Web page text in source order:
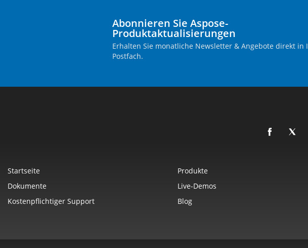
Abonnieren Sie Aspose-
Produktaktualisierungen
Erhalten Sie monatliche Newsletter & Angebote direkt in
Postfach.
Startseite Produkte
Dokumente
Live-Demos
Kostenpflichtiger Support
Blog